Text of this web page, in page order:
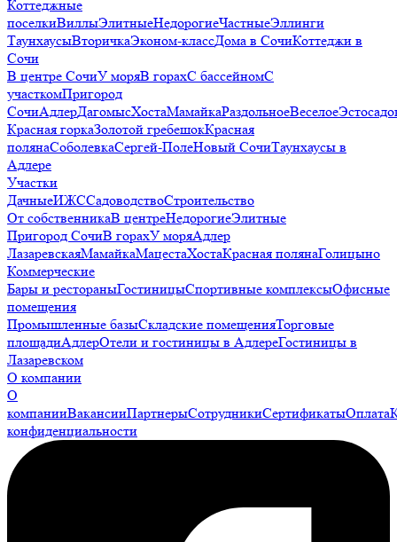
Коттеджные
поселкиВиллыЭлитныеНедорогиеЧастныеЭллинги
ТаунхаусыВторичкаЭконом-классДома в СочиКоттеджи в
Сочи
В центре СочиУ моряВ горахС бассейномС
участкомПригород
СочиАдлерДагомысХостаМамайкаРаздольноеВеселое
Красная горкаЗолотой гребешокКрасная
полянаСоболевкаСергей-ПолеНовый СочиТаунхаусы в
Адлере
Участки
ДачныеИЖССадоводствоСтроительство
От собственникаВ центреНедорогиеЭлитные
Пригород СочиВ горахУ моряАдлер
ЛазаревскаяМамайкаМацестаХостаКрасная полянаГолицыно
Коммерческие
Бары и рестораныГостиницыСпортивные комплексыОфисные
помещения
Промышленные базыСкладские помещенияТорговые
площадиАдлерОтели и гостиницы в АдлереГостиницы в
Лазаревском
О компании
О
компанииВакансииПартнерыСотрудникиСертификатыОплата
конфиденциальности